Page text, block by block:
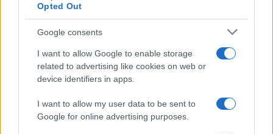
Opted Out
Google consents
I want to allow Google to enable storage
related to advertising like cookies on web or
device identifiers in apps.
I want to allow my user data to be sent to
Google for online advertising purposes.
Actualidad.es es la gran fuente de información social. Actualidad,
televisión, crónica, deportes, gente, política y todas las noticias sobre
Para señalar a la redacción de cualquier error en el uso del material
confidencial, escríbanos a
staff@actualidad.es
la retirada del material que atenta contra los derechos de terceros.